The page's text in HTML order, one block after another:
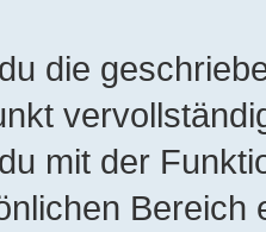
die
mit der
Bereich